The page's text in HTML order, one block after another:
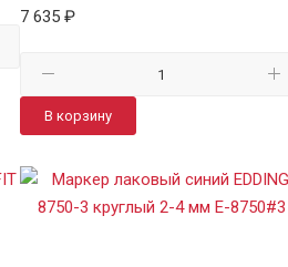
7 635 ₽
В корзину